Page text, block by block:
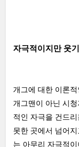
자극적이지만 웃
개그에 대한 이론
개그맨이 아닌 시
적인 자극을 건드
못한 곳에서 넘어
는 아무리 자극적